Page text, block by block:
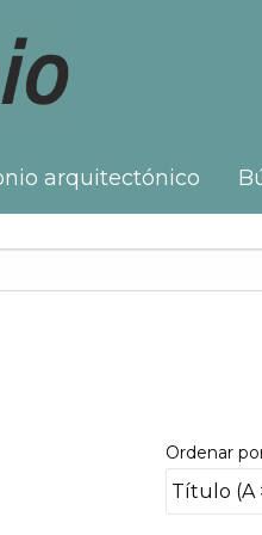
arquitectónico
Ordenar